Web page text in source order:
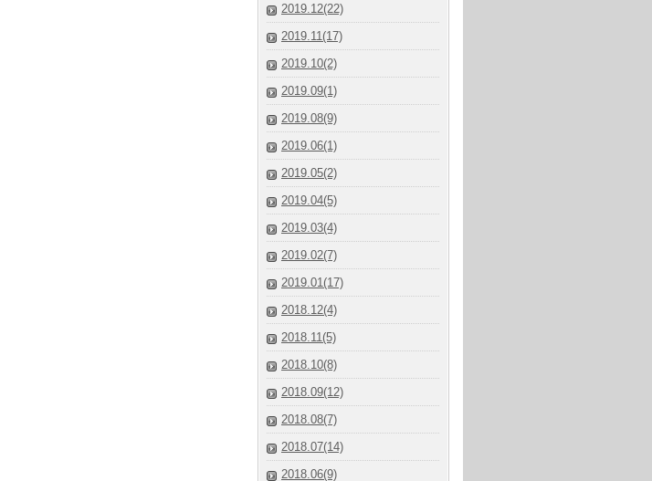
2019.12(22)
2019.11(17)
2019.10(2)
2019.09(1)
2019.08(9)
2019.06(1)
2019.05(2)
2019.04(5)
2019.03(4)
2019.02(7)
2019.01(17)
2018.12(4)
2018.11(5)
2018.10(8)
2018.09(12)
2018.08(7)
2018.07(14)
2018.06(9)